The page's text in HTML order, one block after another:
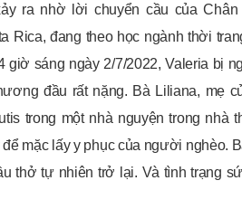
ra nhờ lời chuyển cầu của
Rica, đang theo học ngành thời
giờ sáng ngày 2/7/2022, Valeria bị
đầu rất nặng. Bà Liliana, mẹ
trong một nhà nguyện trong
mặc lấy y phục của người nghèo.
thở tự nhiên trở lại. Và tình trạng